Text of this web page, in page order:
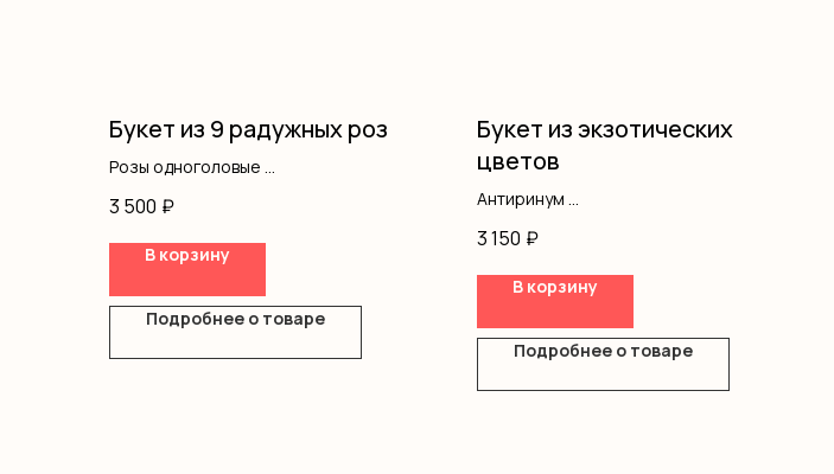
Букет из 9 радужных роз
Розы одноголовые
3 500 ₽
В корзину
Подробнее о товаре
Букет из экзотических
цветов
Антиринум
Матиолла
Диантус
Кустовая роза
Оформление
3 150 ₽
В корзину
Подробнее о товаре